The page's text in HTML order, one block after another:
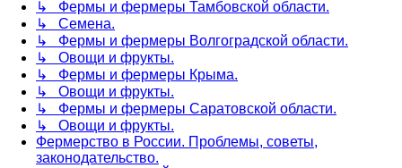
↳ Фермы и фермеры Тамбовской области.
↳ Семена.
↳ Фермы и фермеры Волгоградской области.
↳ Овощи и фрукты.
↳ Фермы и фермеры Крыма.
↳ Овощи и фрукты.
↳ Фермы и фермеры Саратовской области.
↳ Овощи и фрукты.
Фермерство в России. Проблемы, советы,
законодательство.